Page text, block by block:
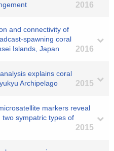
2016
and connectivity of
spawning coral
Islands, Japan
2016
explains coral
Archipelago
2015
markers reveal
sympatric types of
2015